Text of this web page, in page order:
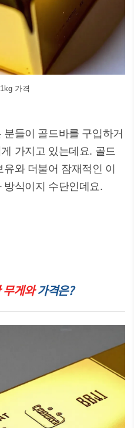
가격
들이 골드바를 구입하거
가지고 있는데요. 골드
와 더불어 잠재적인 이
방식이지 수단인데요.
무게와가격은?